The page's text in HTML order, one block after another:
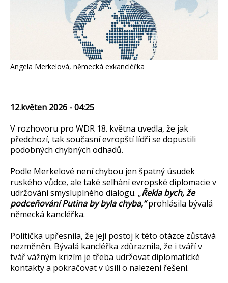
Angela Merkelová, německá exkancléřka
12.květen 2026 - 04:25
V rozhovoru pro WDR 18. května uvedla, že jak
předchozí, tak současní evropští lídři se dopustili
podobných chybných odhadů.
Podle Merkelové není chybou jen špatný úsudek
ruského vůdce, ale také selhání evropské diplomacie v
udržování smysluplného dialogu. „Řekla bych, že
podceňování Putina by byla chyba,“prohlásila bývalá
německá kancléřka.
Politička upřesnila, že její postoj k této otázce zůstává
nezměněn. Bývalá kancléřka zdůraznila, že i tváří v
tvář vážným krizím je třeba udržovat diplomatické
kontakty a pokračovat v úsilí o nalezení řešení.